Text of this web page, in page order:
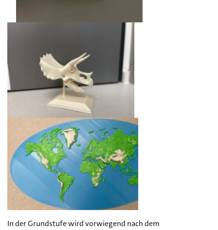
In der Grundstufe wird vorwiegend nach dem